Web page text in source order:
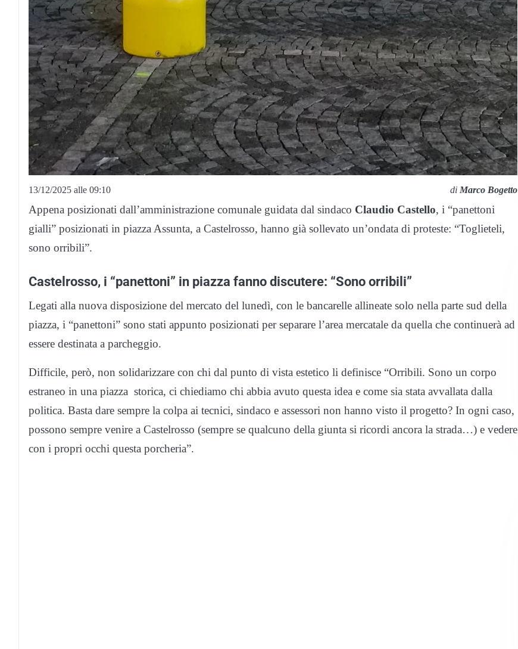
13/12/2025 alle 09:10 di Marco Bogetto
Appena posizionati dall’amministrazione comunale guidata dal sindaco Claudio Castello, i “panettoni
gialli” posizionati in piazza Assunta, a Castelrosso, hanno già sollevato un’ondata di proteste: “Toglieteli,
sono orribili”.
Castelrosso, i “panettoni” in piazza fanno discutere: “Sono orribili”
Legati alla nuova disposizione del mercato del lunedì, con le bancarelle allineate solo nella parte sud della
piazza, i “panettoni” sono stati appunto posizionati per separare l’area mercatale da quella che continuerà ad
essere destinata a parcheggio.
Difficile, però, non solidarizzare con chi dal punto di vista estetico li definisce “Orribili. Sono un corpo
estraneo in una piazza storica, ci chiediamo chi abbia avuto questa idea e come sia stata avvallata dalla
politica. Basta dare sempre la colpa ai tecnici, sindaco e assessori non hanno visto il progetto? In ogni caso,
possono sempre venire a Castelrosso (sempre se qualcuno della giunta si ricordi ancora la strada…) e vedere
con i propri occhi questa porcheria”.